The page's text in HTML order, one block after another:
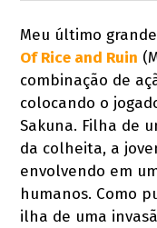
Meu último
Of Rice and Ruin
combinação de
colocando o
Sakuna. Filha de
da colheita, a
envolvendo em
humanos. Como
ilha de uma